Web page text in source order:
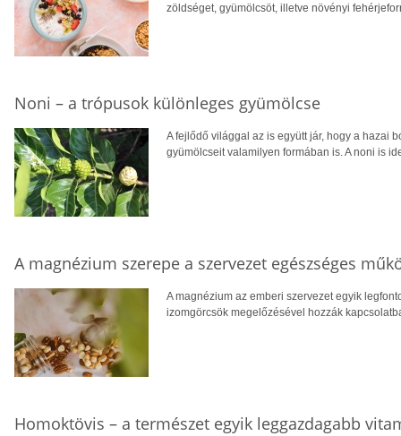
zöldséget, gyümölcsöt, illetve növényi
Noni – a trópusok különleges gyümölcse
A fejlődő világgal az is együtt jár, hogy a hazai
gyümölcseit valamilyen formában is. A noni is
A magnézium szerepe a szervezet egészséges
A magnézium az emberi szervezet egyik
izomgörcsök megelőzésével hozzák
Homoktövis – a természet egyik leggazdagabb